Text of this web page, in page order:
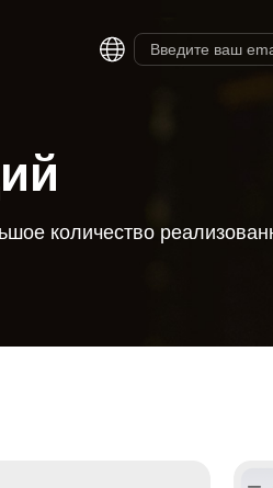
количество